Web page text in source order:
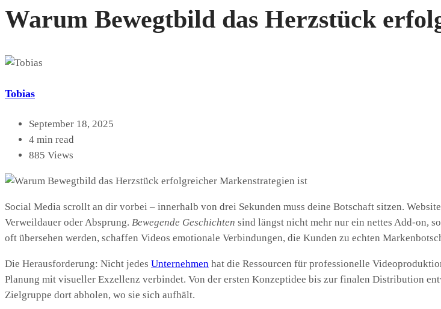
Warum Bewegtbild das Herzstück
Tobias
September 18, 2025
4 min read
885 Views
Social Media scrollt an dir vorbei – innerhalb von drei Sekunden muss deine Botschaft sitzen.
Verweildauer oder Absprung. Bewegende Geschichten sind längst nicht mehr nur ein nettes Add-on,
oft übersehen werden, schaffen Videos emotionale Verbindungen, die Kunden zu echten
Die Herausforderung: Nicht jedes Unternehmen hat die Ressourcen für professionelle
Planung mit visueller Exzellenz verbindet. Von der ersten Konzeptidee bis zur finalen Distribution
Zielgruppe dort abholen, wo sie sich aufhält.